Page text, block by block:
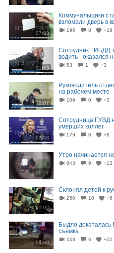
07:03
Коммунальщики с
взломали дверь в
196 8 +19
01:43
Сотрудник ГИБДД,
водить - оказался
53 1 +3
02:07
Руководитель
на рабочем месте
109 0 +3
00:48
Сотрудница ГУВД
умерших коллег
179 0 +8
00:27
Утро начинается
843 9 +13
01:02
Склонял детей к
250 10 +6
04:09
Быдло
съёмка
248 6 +22